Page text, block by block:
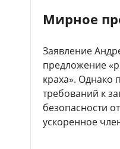
Мирное
Заявление
предложение
краха».
требований к
безопасности
ускоренное